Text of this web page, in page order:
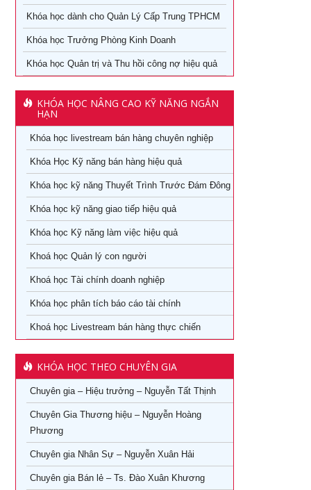
Khóa học livestream bán hàng chuyên nghiệp
Cách đăng bán hàng trên Facebook hiệu quả
Khóa học Digital Marketing dành cho CMO
Khoá học Kinh Doanh online chuyên nghiệp
Khóa học Quản trị và Thu hồi công nợ hiệu quả
Khoá học Nhân tướng học nâng cao trong quản trị nhân
Khoá học Tài chính dành cho nhà quản trị không chuyên
Khoá học Xem chỉ tay biết người
Khoá học quản lý con người
Khoá học Quản Trị Trải Nghiệm Khách Hàng
Ứng dụng AI trong bán hàng – Cách mạng hoá ngành bán
Khoá học Livestream bán hàng chuyên nghiệp từ A – Z
Khóa Học KOC PRO – Kiếm tiền từ làm video review sản
phẩm
Làm thế nào số hóa trong doanh nghiệp
Khóa học kỹ năng làm việc hiệu quả tại TPHCM
khóa học kaizen 5s – hiểu đúng và làm đúng
Khóa học Quản trị mua hàng
Tuyển dụng, giữ và sa thải nhân viên
Khóa học dành cho Quản Lý Cấp Trung TPHCM
Khóa Học đào tạo giảng viên nội bộ tại TPHCM
Khóa Học Quản Đốc Sản Xuất Tại TPHCM
Khóa Học Phong Thủy Chuyên Sâu Tại TPHCM
Khóa học phong thủy cho doanh nhân tại TPHCM
Khóa Học Giám Đốc Toàn Diện tại TPHCM
Khóa Học CEO – Giám Đốc Điều Hành tại TPHCM
Khóa Học Giám Đốc Tài Chính tại TPHCM
Khóa học Giám Đốc Nhân Sự tại TPHCM
Khoá Học Giám Đốc Kinh Doanh tại TPHCM
Khóa học dành cho Quản Lý Cấp Trung TPHCM
Khóa học Trưởng Phòng Kinh Doanh
Khóa học Quản trị và Thu hồi công nợ hiệu quả
KHÓA HỌC NÂNG CAO KỸ NĂNG NGẮN
HẠN
Khóa học livestream bán hàng chuyên nghiệp
Khóa Học Kỹ năng bán hàng hiệu quả
Khóa học kỹ năng Thuyết Trình Trước Đám Đông
Khóa học kỹ năng giao tiếp hiệu quả
Khóa học Kỹ năng làm việc hiệu quả
Khoá học Quản lý con người
Khoá học Tài chính doanh nghiệp
Khóa học phân tích báo cáo tài chính
Khoá học Livestream bán hàng thực chiến
KHÓA HỌC THEO CHUYÊN GIA
Chuyên gia – Hiệu trưởng – Nguyễn Tất Thịnh
Chuyên Gia Thương hiệu – Nguyễn Hoàng
Phương
Chuyên gia Nhân Sự – Nguyễn Xuân Hải
Chuyên gia Bán lẻ – Ts. Đào Xuân Khương